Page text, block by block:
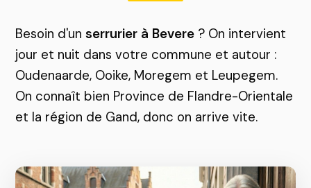
Besoin d'unserrurier à Bevere ? On intervient
jour et nuit dans votre commune et autour :
Oudenaarde, Ooike, Moregem et Leupegem.
On connaît bien Province de Flandre-Orientale
et la région de Gand, donc on arrive vite.